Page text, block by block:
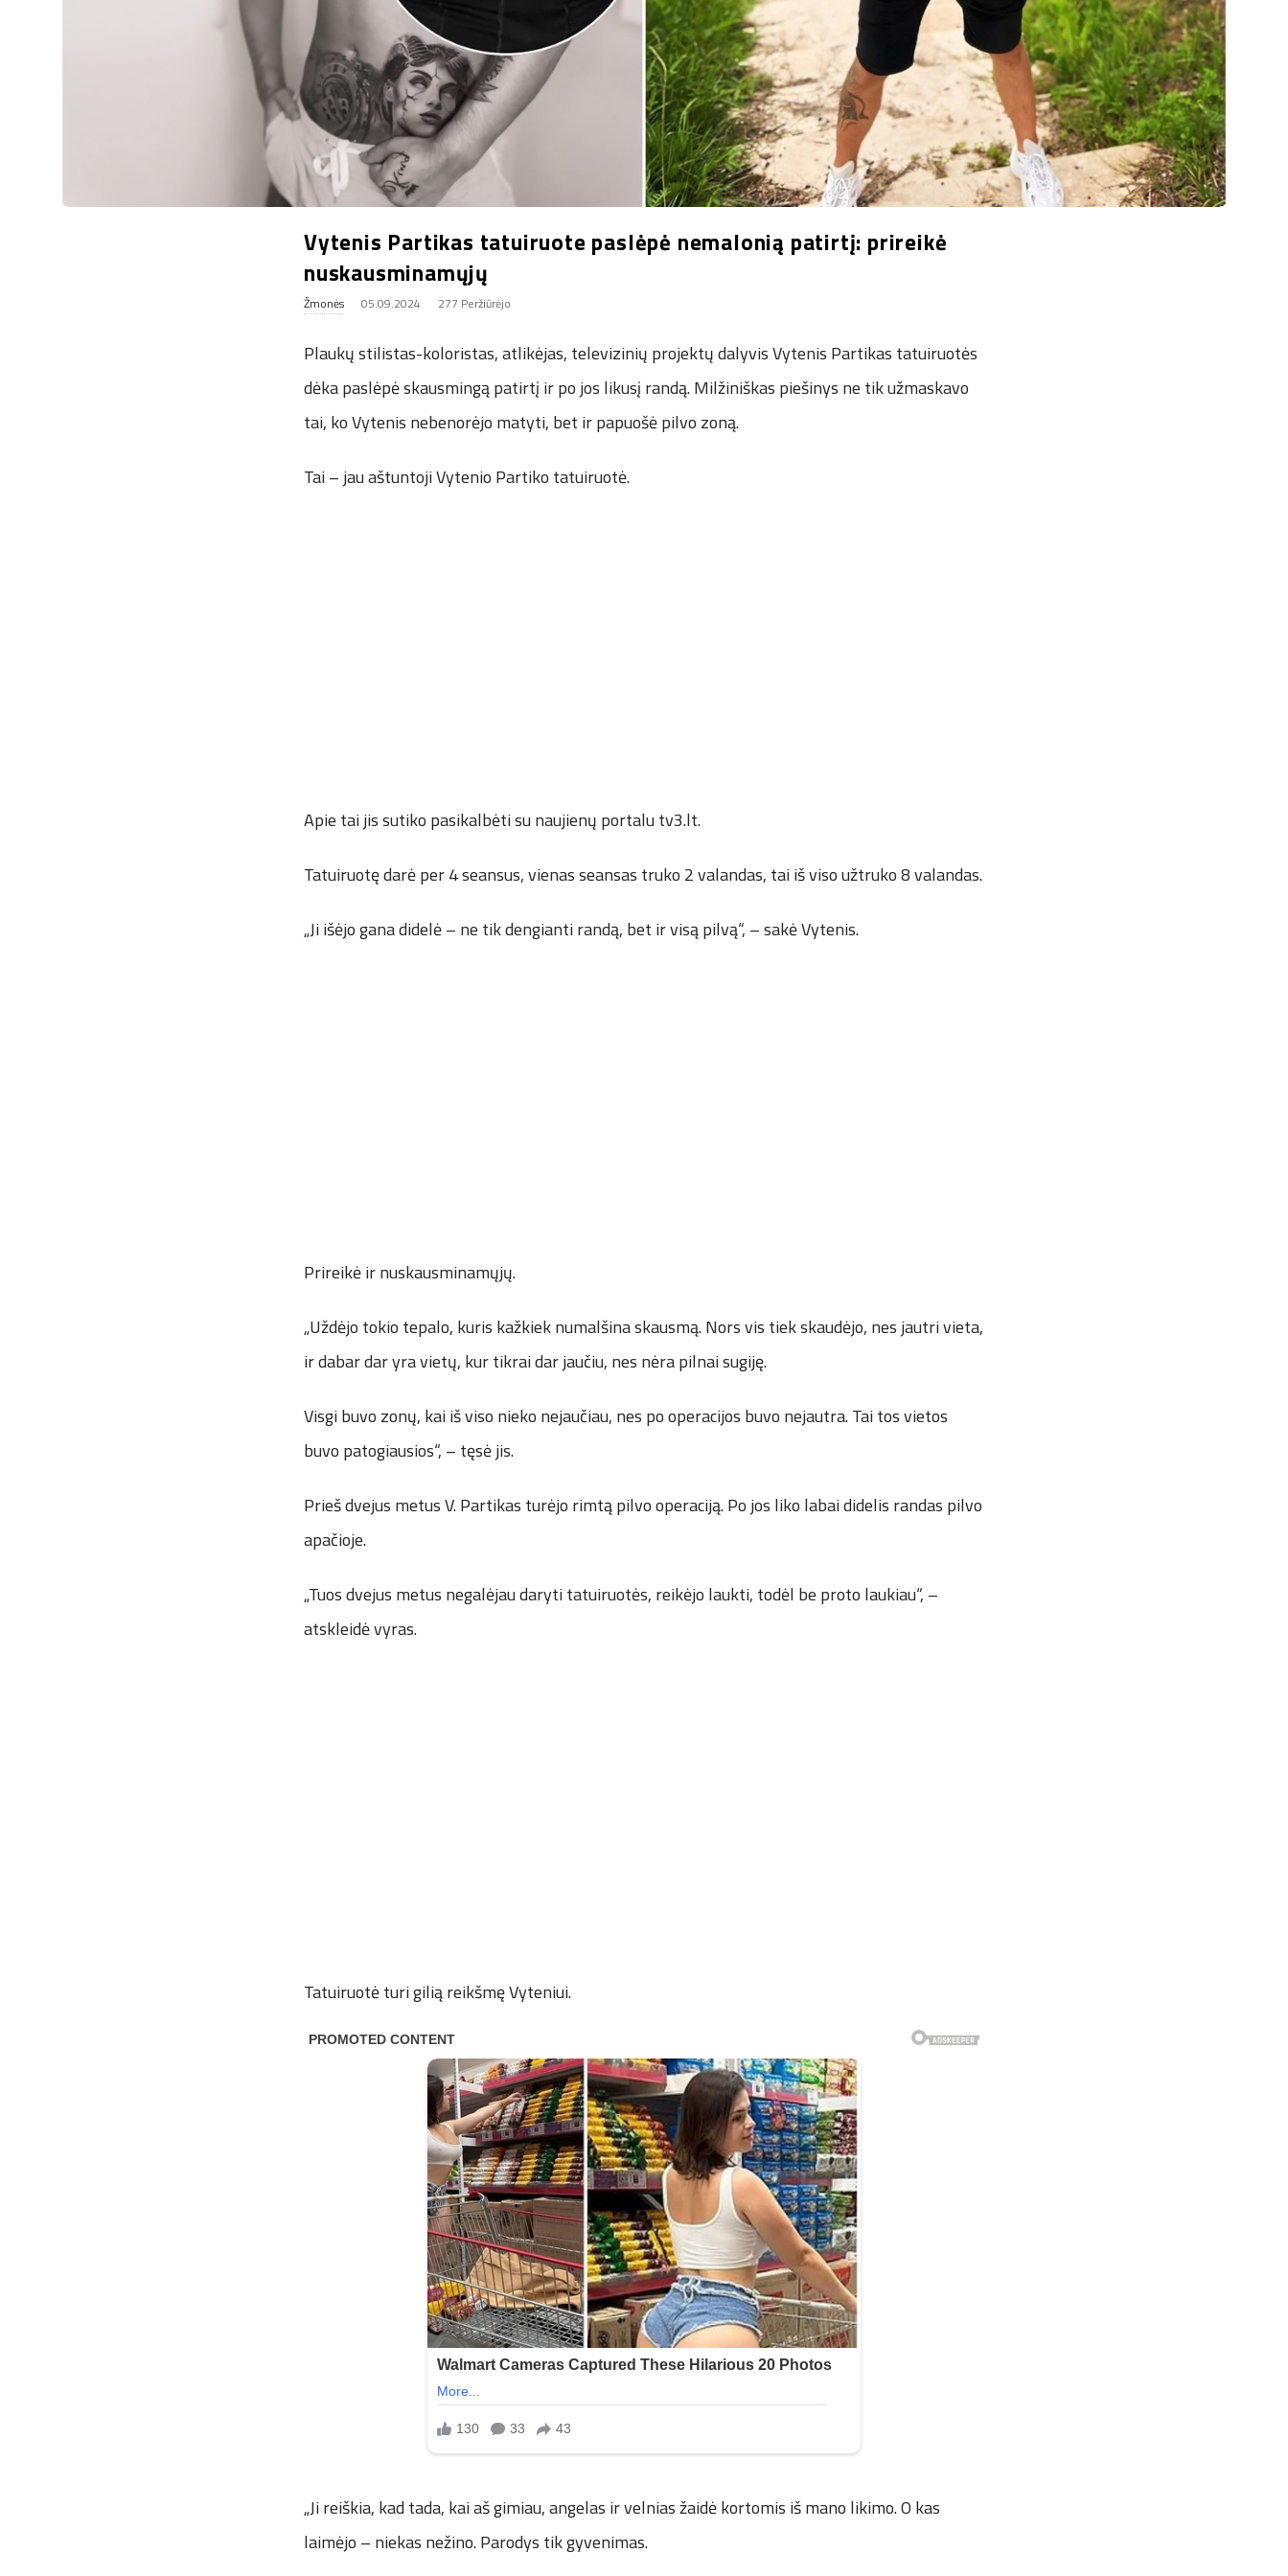
Vytenis Partikas tatuiruote paslėpė nemalonią patirtį: prireikė
nuskausminamųjų
Žmonės 05.09.2024 277 Peržiūrėjo
Plaukų stilistas-koloristas, atlikėjas, televizinių projektų dalyvis Vytenis Partikas tatuiruotės
dėka paslėpė skausmingą patirtį ir po jos likusį randą. Milžiniškas piešinys ne tik užmaskavo
tai, ko Vytenis nebenorėjo matyti, bet ir papuošė pilvo zoną.
Tai – jau aštuntoji Vytenio Partiko tatuiruotė.
Apie tai jis sutiko pasikalbėti su naujienų portalu tv3.lt.
Tatuiruotę darė per 4 seansus, vienas seansas truko 2 valandas, tai iš viso užtruko 8 valandas.
„Ji išėjo gana didelė – ne tik dengianti randą, bet ir visą pilvą“, – sakė Vytenis.
Prireikė ir nuskausminamųjų.
„Uždėjo tokio tepalo, kuris kažkiek numalšina skausmą. Nors vis tiek skaudėjo, nes jautri vieta,
ir dabar dar yra vietų, kur tikrai dar jaučiu, nes nėra pilnai sugiję.
Visgi buvo zonų, kai iš viso nieko nejaučiau, nes po operacijos buvo nejautra. Tai tos vietos
buvo patogiausios“, – tęsė jis.
Prieš dvejus metus V. Partikas turėjo rimtą pilvo operaciją. Po jos liko labai didelis randas pilvo
apačioje.
„Tuos dvejus metus negalėjau daryti tatuiruotės, reikėjo laukti, todėl be proto laukiau“, –
atskleidė vyras.
Tatuiruotė turi gilią reikšmę Vyteniui.
„Ji reiškia, kad tada, kai aš gimiau, angelas ir velnias žaidė kortomis iš mano likimo. O kas
laimėjo – niekas nežino. Parodys tik gyvenimas.